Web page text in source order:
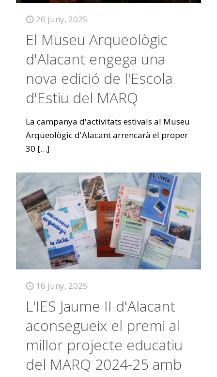
26 juny, 2025
El Museu Arqueològic
d'Alacant engega una
nova edició de l'Escola
d'Estiu del MARQ
La campanya d'activitats estivals al Museu
Arqueològic d'Alacant arrencarà el proper
30 […]
16 juny, 2025
L'IES Jaume II d'Alacant
aconsegueix el premi al
millor projecte educatiu
del MARQ 2024-25 amb